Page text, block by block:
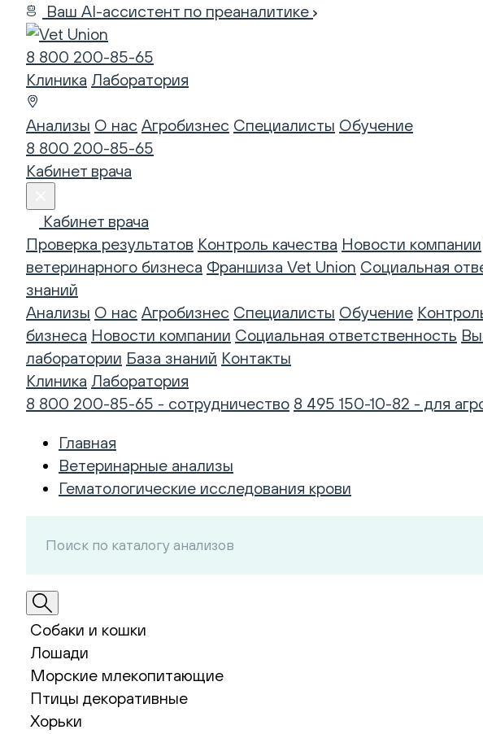
Ваш AI-ассистент по преаналитике
8 800 200-85-65
Клиника Лаборатория
Анализы О нас Агробизнес Специалисты Обучение
8 800 200-85-65
Кабинет врача
Кабинет врача
Проверка результатов Контроль качества Новости компании
ветеринарного бизнеса Франшиза Vet Union Социальная
знаний
Анализы О нас Агробизнес Специалисты Обучение
бизнеса Новости компании Социальная ответственность
лаборатории База знаний Контакты
Клиника Лаборатория
8 800 200-85-65 - сотрудничество 8 495 150-10-82 - для
Главная
Ветеринарные анализы
Гематологические исследования крови
Собаки и кошки
Лошади
Морские млекопитающие
Птицы декоративные
Хорьки